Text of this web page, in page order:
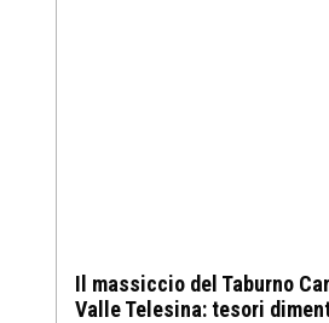
Il massiccio del Taburno
Valle Telesina: tesori